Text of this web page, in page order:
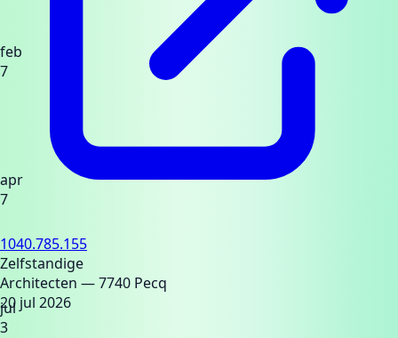
feb
7
apr
7
jul
3
1040.785.155
Zelfstandige
Architecten — 7740 Pecq
20 jul 2026